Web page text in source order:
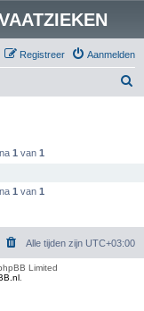
Aanmelden
Registreer
1 van 1
1 van 1
Alle tijden zijn UTC+03:00
Limited